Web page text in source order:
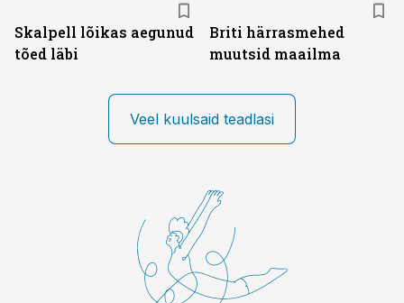
Skalpell lõikas aegunud
tõed läbi
Briti härrasmehed
muutsid maailma
Veel kuulsaid teadlasi